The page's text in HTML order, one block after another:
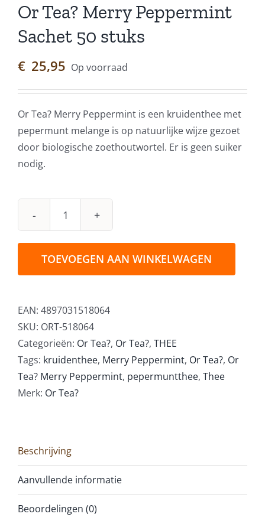
Or Tea? Merry Peppermint
Sachet 50 stuks
€ 25,95 Op voorraad
Or Tea? Merry Peppermint is een kruidenthee met
pepermunt melange is op natuurlijke wijze gezoet
door biologische zoethoutwortel. Er is geen suiker
nodig.
Or
Merry
50
stuks
aantal
TOEVOEGEN AAN WINKELWAGEN
EAN: 4897031518064
SKU: ORT-518064
Categorieën: Or Tea?, Or Tea?, THEE
Tags: kruidenthee, Merry Peppermint, Or Tea?, Or
Tea? Merry Peppermint, pepermuntthee, Thee
Merk: Or Tea?
Beschrijving
Aanvullende informatie
Beoordelingen (0)